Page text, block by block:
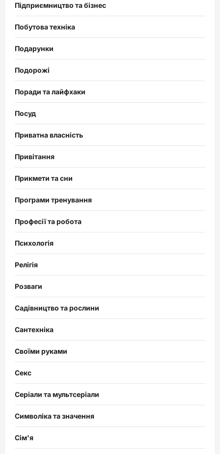
Підприємництво та бізнес
Побутова техніка
Подарунки
Подорожі
Поради та лайфхаки
Посуд
Приватна власність
Привітання
Прикмети та сни
Програми тренування
Професії та робота
Психологія
Релігія
Розваги
Садівництво та рослини
Сантехніка
Своїми руками
Секс
Серіали та мультсеріали
Символіка та значення
Сім'я